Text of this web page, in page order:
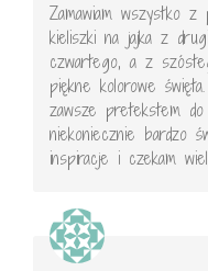
Zamawiam wszystko
kieliszki na jajka z
czwartego, a z
piękne kolorowe
zawsze pretekstem
niekoniecznie bardzo
inspiracje i czekam